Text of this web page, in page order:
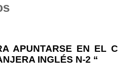
APUNTARSE EN EL
INGLÉS N-2 “